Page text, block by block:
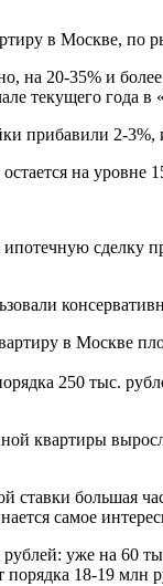
в Москве, по
на 20-35% и
текущего года
прибавили 2-
на уровне
сделку
в Москве
250 тыс.
квартиры
ставки большая
самое
уже на 60
порядка 18-19 млн